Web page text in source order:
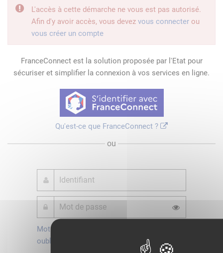
L'accès à cette démarche ne vous est pas autorisé.
Afin d'y avoir accès, vous devez vous connecter ou
vous créer un compte
FranceConnect est la solution proposée par l'Etat pour
sécuriser et simplifier la connexion à vos services en ligne.
Qu'est-ce que FranceConnect ?
ou
Mot de passe
oublié ?